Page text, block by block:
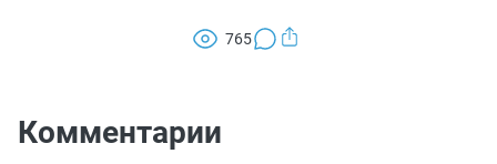
765
Комментарии